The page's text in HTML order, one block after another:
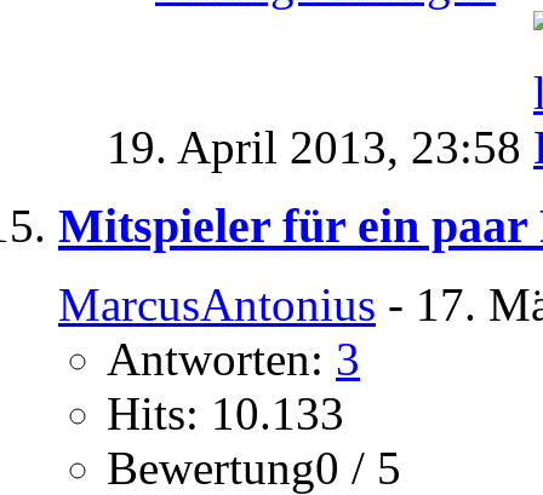
19. April 2013, 23:58
Mitspieler für ein paar
MarcusAntonius - 17.
Antworten: 3
Hits: 10.133
Bewertung0 / 5